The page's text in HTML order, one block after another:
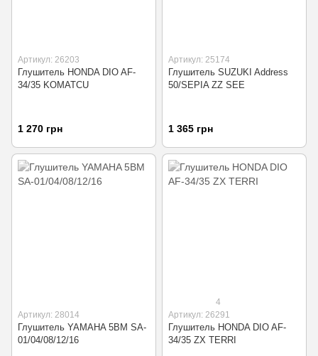
Артикул: 26203
Глушитель HONDA DIO AF-
34/35 KOMATCU
1 270 грн
Артикул: 25174
Глушитель SUZUKI Address
50/SEPIA ZZ SEE
1 365 грн
Артикул: 28014
Глушитель YAMAHA 5BM SA-
01/04/08/12/16
4
Артикул: 26291
Глушитель HONDA DIO AF-
34/35 ZX TERRI